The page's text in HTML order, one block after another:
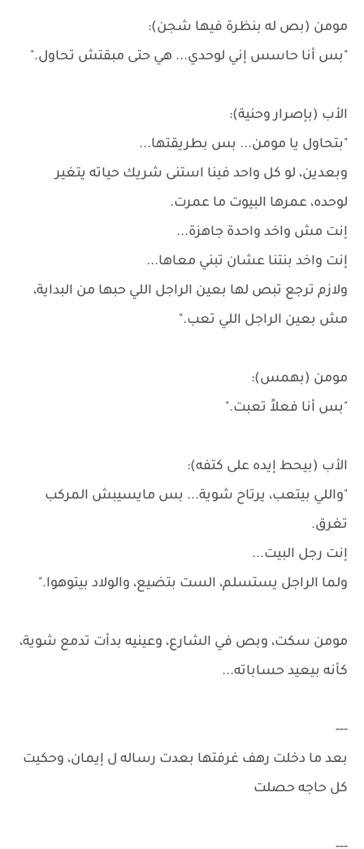
مومن (بص له بنظرة فيها شجن):
"بس أنا حاسس إني لوحدي... هي حتى مبقتش تحاول."
الأب (بإصرار وحنية):
"بتحاول يا مومن... بس بطريقتها...
وبعدين، لو كل واحد فينا استنى شريك حياته يتغير
لوحده، عمرها البيوت ما عمرت.
إنت مش واخد واحدة جاهزة...
إنت واخد بنتنا عشان تبني معاها...
ولازم ترجع تبص لها بعين الراجل اللي حبها من البداية،
مش بعين الراجل اللي تعب."
مومن (بهمس):
"بس أنا فعلاً تعبت."
الأب (بيحط إيده على كتفه):
"واللي بيتعب، يرتاح شوية... بس مايسيبش المركب
تغرق.
إنت رجل البيت...
ولما الراجل يستسلم، الست بتضيع، والولاد بيتوهوا."
مومن سكت، وبص في الشارع، وعينيه بدأت تدمع شوية،
كأنه بيعيد حساباته...
---
بعد ما دخلت رهف غرفتها بعدت رساله ل إيمان، وحكيت
كل حاجه حصلت